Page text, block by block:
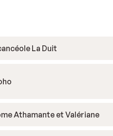
La Duit
Athamante et Valériane